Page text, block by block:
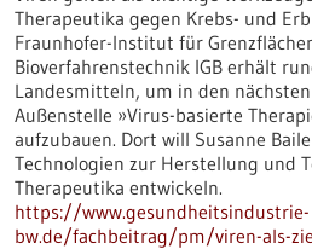
Therapeutika gegen Krebs- und
Fraunhofer-Institut für
Bioverfahrenstechnik IGB erhält
Landesmitteln, um in den
Außenstelle »Virus-basierte
aufzubauen. Dort will Susanne
Technologien zur Herstellung und
Therapeutika entwickeln.
https://www.gesundheitsindustrie-
bw.de/fachbeitrag/pm/viren-als-